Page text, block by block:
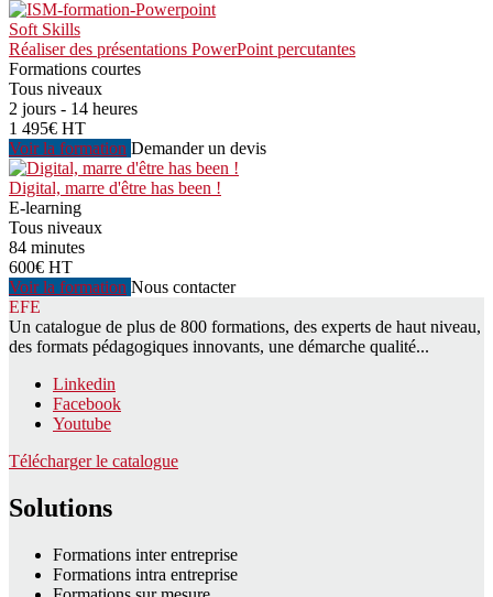
Soft Skills
Réaliser des présentations PowerPoint percutantes
Formations courtes
Tous niveaux
2 jours - 14 heures
1 495€ HT
Voir la formation Demander un devis
Digital, marre d'être has been !
E-learning
Tous niveaux
84 minutes
600€ HT
Voir la formation Nous contacter
EFE
Un catalogue de plus de 800 formations, des experts de haut niveau,
des formats pédagogiques innovants, une démarche qualité...
Linkedin
Facebook
Youtube
Télécharger le catalogue
Solutions
Formations inter entreprise
Formations intra entreprise